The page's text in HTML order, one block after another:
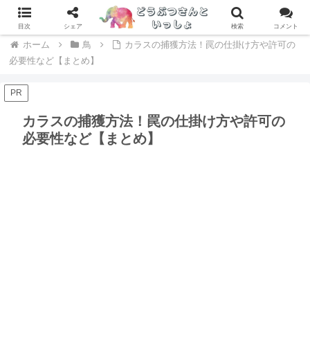
専門家が辛口レビュー！ドッグフードおすすめランキング > >
ホーム 鳥
カラスの捕獲方法！罠の仕掛け方や許可の
必要性など【まとめ】
PR
カラスの捕獲方法！罠の仕掛け方や許可の
必要性など【まとめ】
目次 シェア 検索 コメント